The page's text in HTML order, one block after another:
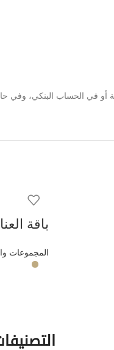
في الحساب البنكي، وفي
باقة
المجموعات